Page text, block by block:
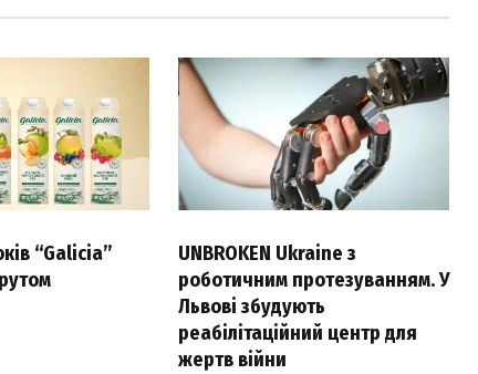
“Galicia”
UNBROKEN Ukraine з
роботичним протезуванням. У
Львові збудують
реабілітаційний центр для
жертв війни